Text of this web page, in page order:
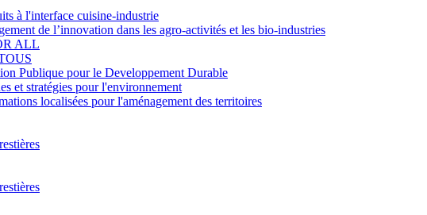
à l'interface cuisine-industrie
de l’innovation dans les agro-activités et les bio-industries
ALL
Publique pour le Developpement Durable
et stratégies pour l'environnement
localisées pour l'aménagement des territoires